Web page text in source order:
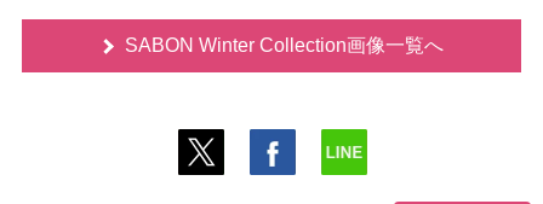
SABON Winter Collection画像一覧へ